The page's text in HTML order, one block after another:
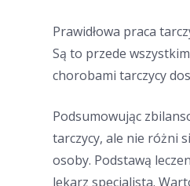
Prawidłowa praca
Są to przede wszystkim
chorobami tarczycy
Podsumowując
tarczycy, ale nie różni
osoby. Podstawą
lekarz specjalista.